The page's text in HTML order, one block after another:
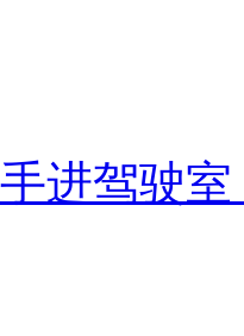
进驾驶